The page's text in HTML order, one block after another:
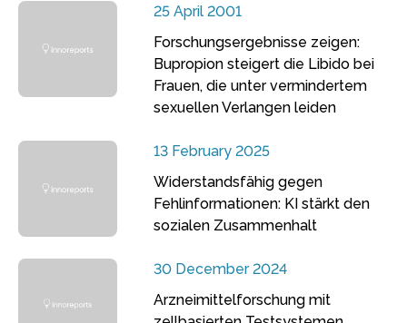
25 April 2001
Forschungsergebnisse zeigen:
Bupropion steigert die Libido bei
Frauen, die unter vermindertem
sexuellen Verlangen leiden
13 February 2025
Widerstandsfähig gegen
Fehlinformationen: KI stärkt den
sozialen Zusammenhalt
30 December 2024
Arzneimittelforschung mit